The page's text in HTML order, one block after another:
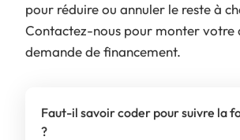
pour réduire ou annuler le reste à
Contactez-nous pour monter votre
demande de financement.
Faut-il savoir coder pour suivre la
?